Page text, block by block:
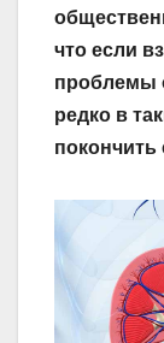
что если
проблемы
редко в
покончить